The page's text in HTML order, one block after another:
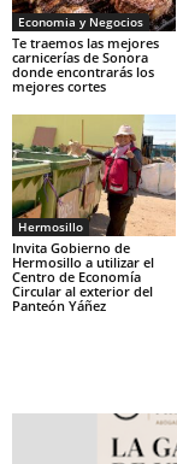
Economia y Negocios
Te traemos las mejores
carnicerías de Sonora
donde encontrarás los
mejores cortes
Hermosillo
Invita Gobierno de
Hermosillo a utilizar el
Centro de Economía
Circular al exterior del
Panteón Yáñez